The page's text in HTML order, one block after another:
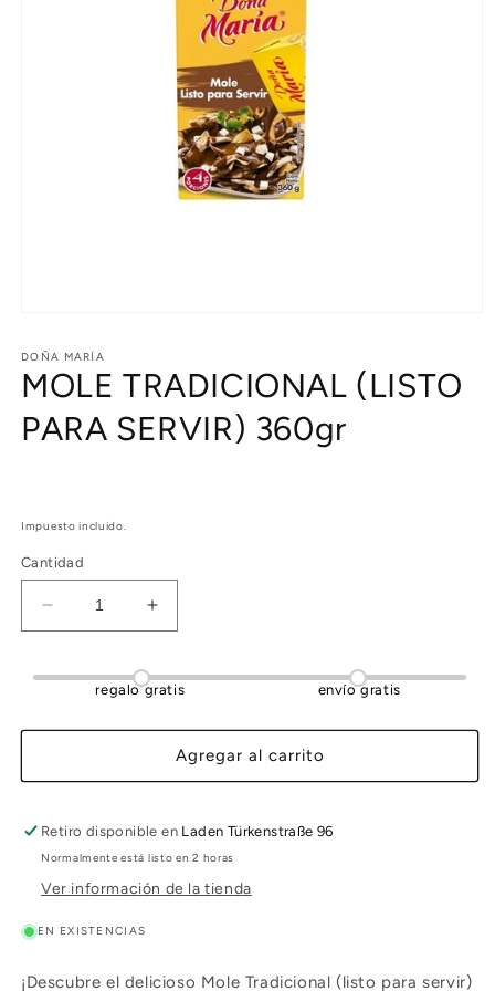
multimedia
1
en
una
ventana
DOÑA MARÍA
MOLE TRADICIONAL (LISTO
PARA SERVIR) 360gr
Impuesto incluido.
Cantidad
Reducir
cantidad
MOLE
(LISTO
SERVIR)
Aumentar
cantidad
MOLE
(LISTO
PARA
SERVIR)
regalo gratis envío gratis
Agregar al carrito
Retiro disponible en Laden Türkenstraße 96
Normalmente está listo en 2 horas
Ver información de la tienda
EN EXISTENCIAS
¡Descubre el delicioso Mole Tradicional (listo para servir)